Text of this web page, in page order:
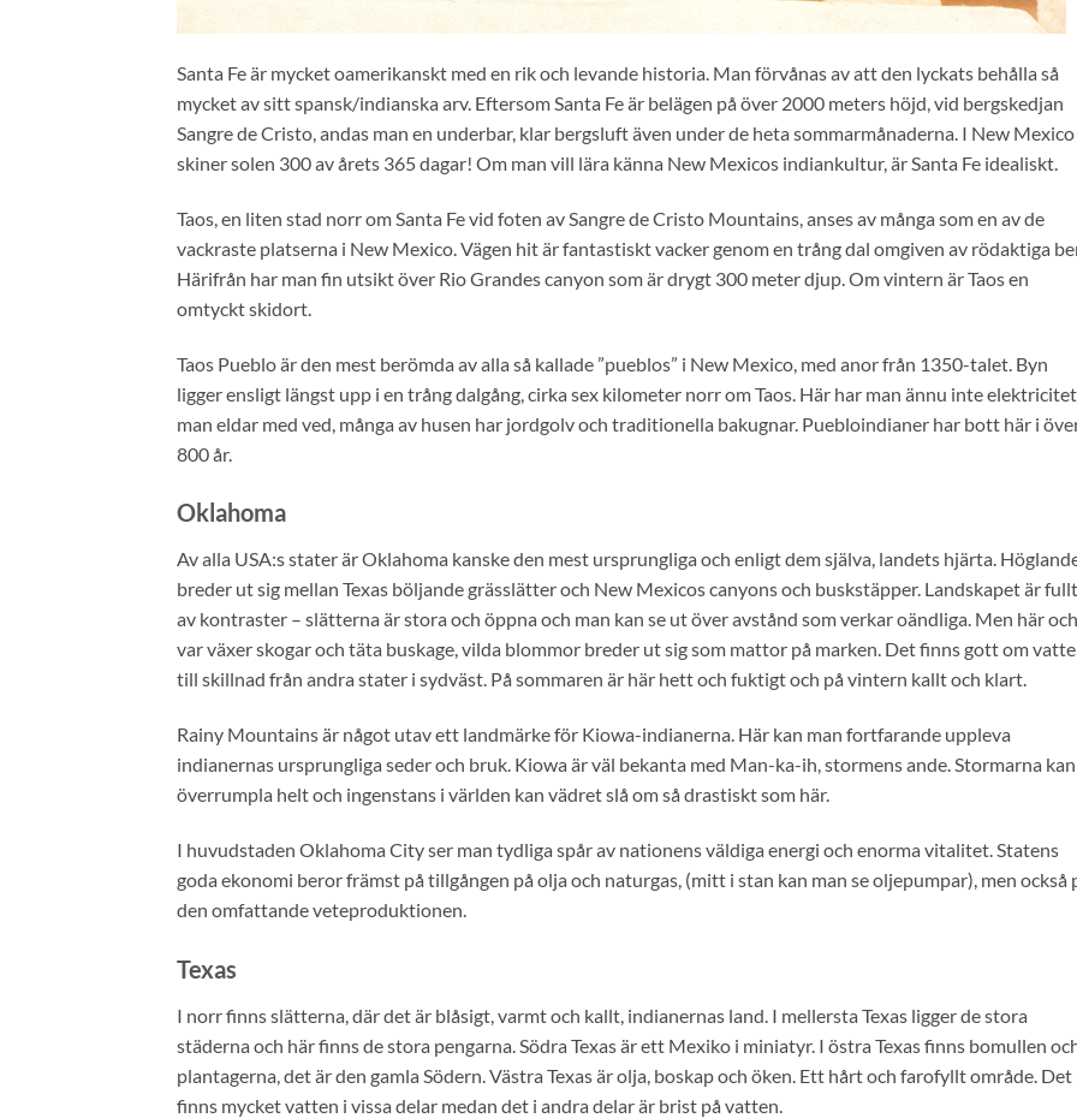
Santa Fe är mycket oamerikanskt med en rik och levande historia. Man förvånas av att den lyckats behålla så
mycket av sitt spansk/indianska arv. Eftersom Santa Fe är belägen på över 2000 meters höjd, vid bergskedjan
Sangre de Cristo, andas man en underbar, klar bergsluft även under de heta sommarmånaderna. I New Mexico
skiner solen 300 av årets 365 dagar! Om man vill lära känna New Mexicos indiankultur, är Santa Fe idealiskt.
Taos, en liten stad norr om Santa Fe vid foten av Sangre de Cristo Mountains, anses av många som en av de
vackraste platserna i New Mexico. Vägen hit är fantastiskt vacker genom en trång dal omgiven av rödaktiga
Härifrån har man fin utsikt över Rio Grandes canyon som är drygt 300 meter djup. Om vintern är Taos en
omtyckt skidort.
Taos Pueblo är den mest berömda av alla så kallade ”pueblos” i New Mexico, med anor från 1350-talet. Byn
ligger ensligt längst upp i en trång dalgång, cirka sex kilometer norr om Taos. Här har man ännu inte
man eldar med ved, många av husen har jordgolv och traditionella bakugnar. Puebloindianer har bott här i
800 år.
Oklahoma
Av alla USA:s stater är Oklahoma kanske den mest ursprungliga och enligt dem själva, landets hjärta.
breder ut sig mellan Texas böljande grässlätter och New Mexicos canyons och buskstäpper. Landskapet är fullt
av kontraster – slätterna är stora och öppna och man kan se ut över avstånd som verkar oändliga. Men här och
var växer skogar och täta buskage, vilda blommor breder ut sig som mattor på marken. Det finns gott om
till skillnad från andra stater i sydväst. På sommaren är här hett och fuktigt och på vintern kallt och klart.
Rainy Mountains är något utav ett landmärke för Kiowa-indianerna. Här kan man fortfarande uppleva
indianernas ursprungliga seder och bruk. Kiowa är väl bekanta med Man-ka-ih, stormens ande. Stormarna kan
överrumpla helt och ingenstans i världen kan vädret slå om så drastiskt som här.
I huvudstaden Oklahoma City ser man tydliga spår av nationens väldiga energi och enorma vitalitet. Statens
goda ekonomi beror främst på tillgången på olja och naturgas, (mitt i stan kan man se oljepumpar), men också
den omfattande veteproduktionen.
Texas
I norr finns slätterna, där det är blåsigt, varmt och kallt, indianernas land. I mellersta Texas ligger de stora
städerna och här finns de stora pengarna. Södra Texas är ett Mexiko i miniatyr. I östra Texas finns bomullen
plantagerna, det är den gamla Södern. Västra Texas är olja, boskap och öken. Ett hårt och farofyllt område. Det
finns mycket vatten i vissa delar medan det i andra delar är brist på vatten.